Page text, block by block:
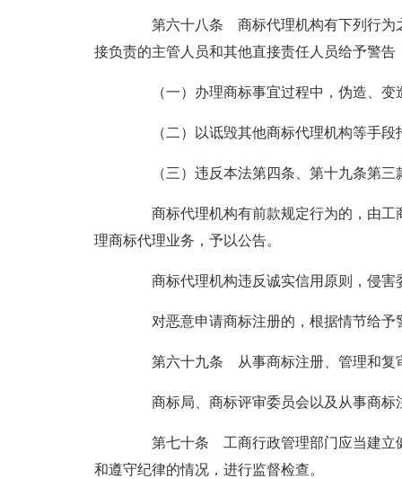
第六十八条 商标代理机构有下列行为之
接负责的主管人员和其他直接责任人员给予警
（一）办理商标事宜过程中，伪造、变
（二）以诋毁其他商标代理机构等手段
（三）违反本法第四条、第十九条第三
商标代理机构有前款规定行为的，由工
理商标代理业务，予以公告。
商标代理机构违反诚实信用原则，侵害
对恶意申请商标注册的，根据情节给予
第六十九条 从事商标注册、管理和复审
商标局、商标评审委员会以及从事商标
第七十条 工商行政管理部门应当建立健
和遵守纪律的情况，进行监督检查。